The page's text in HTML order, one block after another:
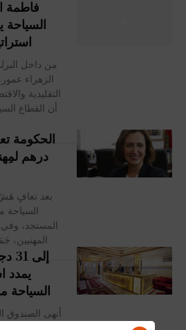
فاطمة
السياحة
من داخل
الزهراء
التقليدية
أن القطاع
درهم
بعد تعافٍ
السياحة
المستجد، وفي
يمدد
السياحة
أنهى الصندوق
إلى علم